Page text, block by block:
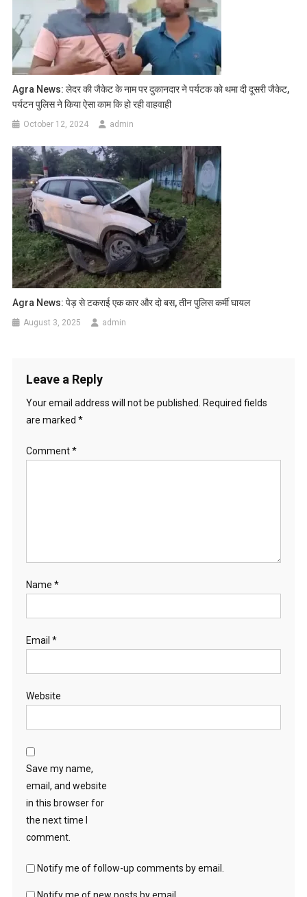
Agra News: लेदर की जैकेट के नाम पर दुकानदार ने पर्यटक को थमा दी दूसरी जैकेट,
पर्यटन पुलिस ने किया ऐसा काम कि हो रही वाहवाही
October 12, 2024 admin
Agra News: पेड़ से टकराई एक कार और दो बस, तीन पुलिस कर्मी घायल
August 3, 2025 admin
Leave a Reply
Your email address will not be published.
Required fields
are marked *
Comment*
Name *
Email *
Website
Save my name,
email, and website
in this browser for
the next time I
comment.
Notify me of follow-up comments by email.
Notify me of new posts by email.